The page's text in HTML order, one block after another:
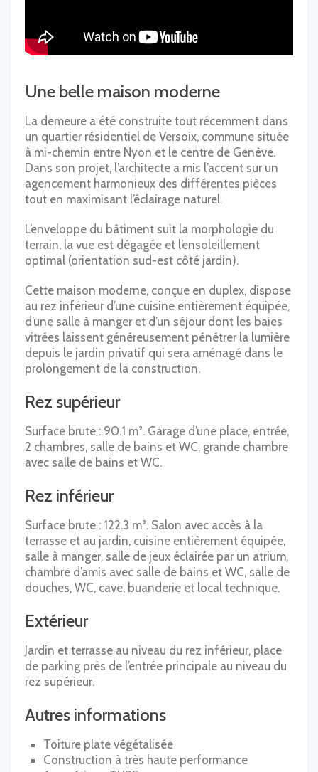
Une belle maison moderne
La demeure a été construite tout récemment dans
un quartier résidentiel de Versoix, commune située
à mi-chemin entre Nyon et le centre de Genève.
Dans son projet, l’architecte a mis l’accent sur un
agencement harmonieux des différentes pièces
tout en maximisant l’éclairage naturel.
L’enveloppe du bâtiment suit la morphologie du
terrain, la vue est dégagée et l’ensoleillement
optimal (orientation sud-est côté jardin).
Cette maison moderne, conçue en duplex, dispose
au rez inférieur d’une cuisine entièrement équipée,
d’une salle à manger et d’un séjour dont les baies
vitrées laissent généreusement pénétrer la lumière
depuis le jardin privatif qui sera aménagé dans le
prolongement de la construction.
Rez supérieur
Surface brute : 90.1 m². Garage d’une place, entrée,
2 chambres, salle de bains et WC, grande chambre
avec salle de bains et WC.
Rez inférieur
Surface brute : 122.3 m². Salon avec accès à la
terrasse et au jardin, cuisine entièrement équipée,
salle à manger, salle de jeux éclairée par un atrium,
chambre d’amis avec salle de bains et WC, salle de
douches, WC, cave, buanderie et local technique.
Extérieur
Jardin et terrasse au niveau du rez inférieur, place
de parking près de l’entrée principale au niveau du
rez supérieur.
Autres informations
Toiture plate végétalisée
Construction à très haute performance